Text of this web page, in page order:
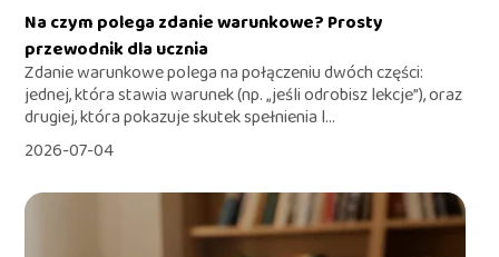
Na czym polega zdanie warunkowe? Prosty
przewodnik dla ucznia
Zdanie warunkowe polega na połączeniu dwóch części:
jednej, która stawia warunek (np. „jeśli odrobisz lekcje”), oraz
drugiej, która pokazuje skutek spełnienia l...
2026-07-04